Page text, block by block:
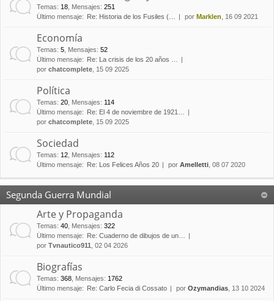
Temas: 18 Mensajes: 251
Último mensaje:
Re: Historia de los Fusiles (… por Marklen , 16 09 2021
Economía
Temas: 5 Mensajes: 52
Último mensaje:
Re: La crisis de los 20 años …
por chatcomplete , 15 09 2025
Política
Temas: 20 Mensajes: 114
Último mensaje:
Re: El 4 de noviembre de 1921…
por chatcomplete , 15 09 2025
Sociedad
Temas: 12 Mensajes: 112
Último mensaje:
Re: Los Felices Años 20 por Amelletti , 08 07 2020
Segunda Guerra Mundial
Arte y Propaganda
Temas: 40 Mensajes: 322
Último mensaje:
Re: Cuaderno de dibujos de un…
por Tvnautico911 , 02 04 2026
Biografías
Temas: 368 Mensajes: 1762
Último mensaje:
Re: Carlo Fecia di Cossato por Ozymandias , 13 10 2024